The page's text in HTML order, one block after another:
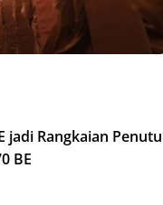
jadi Rangkaian
BE